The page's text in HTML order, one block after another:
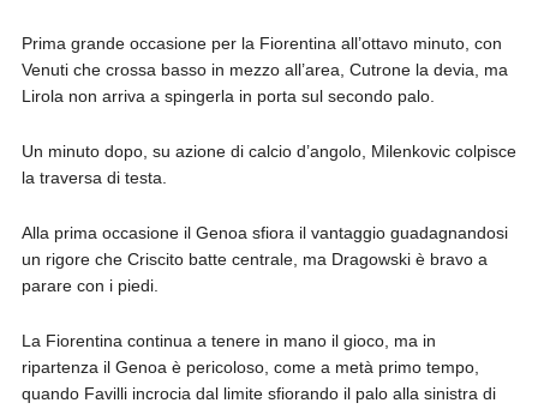
Prima grande occasione per la Fiorentina all’ottavo minuto, con
Venuti che crossa basso in mezzo all’area, Cutrone la devia, ma
Lirola non arriva a spingerla in porta sul secondo palo.
Un minuto dopo, su azione di calcio d’angolo, Milenkovic colpisce
la traversa di testa.
Alla prima occasione il Genoa sfiora il vantaggio guadagnandosi
un rigore che Criscito batte centrale, ma Dragowski è bravo a
parare con i piedi.
La Fiorentina continua a tenere in mano il gioco, ma in
ripartenza il Genoa è pericoloso, come a metà primo tempo,
quando Favilli incrocia dal limite sfiorando il palo alla sinistra di